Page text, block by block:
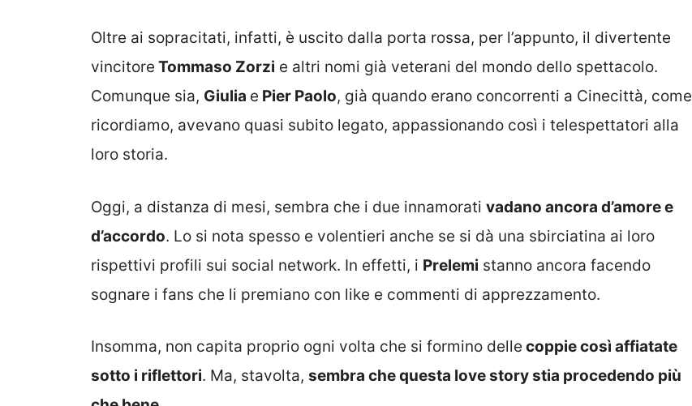
Oltre ai sopracitati, infatti, è uscito dalla porta rossa, per l’appunto, il divertente
vincitore Tommaso Zorzi e altri nomi già veterani del mondo dello spettacolo.
Comunque sia, Giulia e Pier Paolo, già quando erano concorrenti a Cinecittà, come
ricordiamo, avevano quasi subito legato, appassionando così i telespettatori alla
loro storia.
Oggi, a distanza di mesi, sembra che i due innamorati vadano ancora d’amore e
d’accordo. Lo si nota spesso e volentieri anche se si dà una sbirciatina ai loro
rispettivi profili sui social network. In effetti, i Prelemi stanno ancora facendo
sognare i fans che li premiano con like e commenti di apprezzamento.
Insomma, non capita proprio ogni volta che si formino delle coppie così affiatate
sotto i riflettori. Ma, stavolta, sembra che questa love story stia procedendo più